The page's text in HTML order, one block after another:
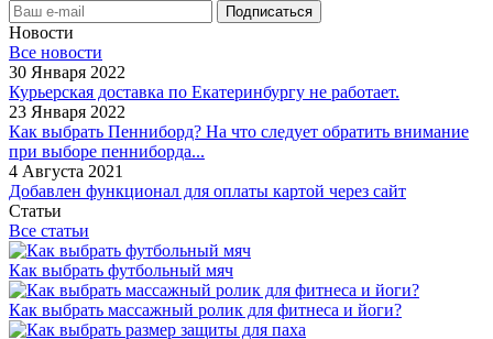
Новости
Все новости
30 Января 2022
Курьерская доставка по Екатеринбургу не работает.
23 Января 2022
Как выбрать Пенниборд? На что следует обратить внимание
при выборе пенниборда...
4 Августа 2021
Добавлен функционал для оплаты картой через сайт
Статьи
Все статьи
Как выбрать футбольный мяч
Как выбрать массажный ролик для фитнеса и йоги?